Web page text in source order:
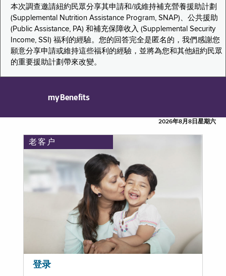
本次調查邀請紐約民眾分享其申請和/或維持補充營養援助計劃
(Supplemental Nutrition Assistance Program, SNAP)、公共援助
(Public Assistance, PA) 和補充保障收入 (Supplemental Security
Income, SSI) 福利的經驗。您的回答完全是匿名的，我們感謝您
願意分享申請或維持這些福利的經驗，並將為您和其他紐約民眾
的重要援助計劃帶來改變。
myBenefits
2026年8月8日星期六
老客户
登录